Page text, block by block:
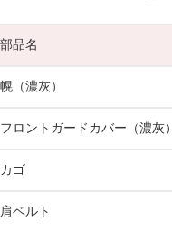
部品名
幌（濃灰）
フロントガードカバー（濃灰）
カゴ
肩ベルト